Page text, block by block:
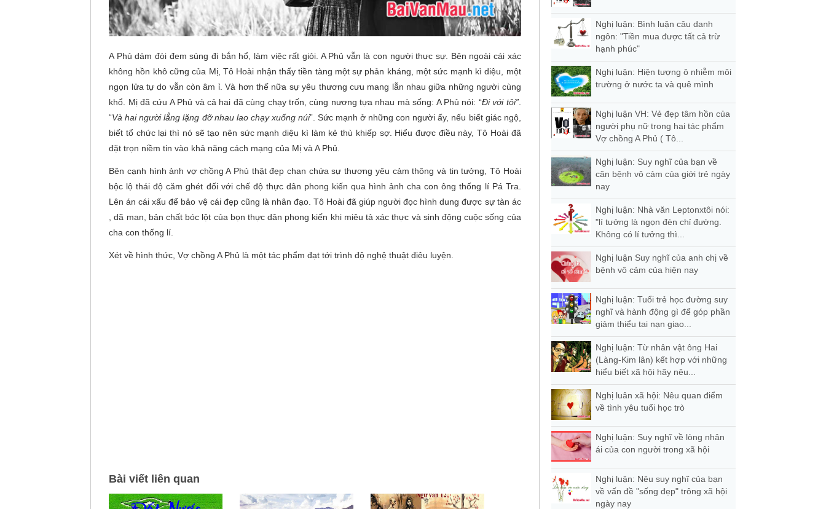
A Phủ dám đòi đem súng đi bắn hổ, làm việc rất giỏi. A Phủ vẫn là con người thực sự. Bên ngoài cái xác
không hồn khô cững của Mị, Tô Hoài nhận thấy tiền tàng một sự phản kháng, một sức mạnh kì diệu, một
ngọn lửa tự do vẫn còn âm ỉ. Và hơn thế nữa sự yêu thương cưu mang lẫn nhau giữa những người cùng
khổ. Mị đã cứu A Phủ và cả hai đã cùng chạy trốn, cùng nương tựa nhau mà sống: A Phủ nói: “Đi với tôi”.
“Và hai người lẳng lặng đỡ nhau lao chạy xuống núi”. Sức mạnh ở những con người ấy, nếu biết giác ngộ,
biết tổ chức lại thì nó sẽ tạo nên sức mạnh diệu kì làm kẻ thù khiếp sợ. Hiểu được điều này, Tô Hoài đã
đặt trọn niềm tin vào khả năng cách mạng của Mị và A Phủ.
Bên cạnh hình ảnh vợ chồng A Phủ thật đẹp chan chứa sự thương yêu cảm thông và tin tưởng, Tô Hoài
bộc lộ thái độ căm ghét đối với chế độ thực dân phong kiến qua hình ảnh cha con ông thống lí Pá Tra.
Lên án cái xấu để bảo vệ cái đẹp cũng là nhân đạo. Tô Hoài đã giúp người đọc hình dung được sự tàn ác
, dã man, bản chất bóc lột của bọn thực dân phong kiến khi miêu tả xác thực và sinh động cuộc sống của
cha con thống lí.
Xét về hình thức, Vợ chồng A Phủ là một tác phẩm đạt tới trình độ nghệ thuật điêu luyện.
Bài viết liên quan
Nghị luận: Bình luận câu danh
ngôn: "Tiền mua được tất cả trừ
hạnh phúc"
Nghị luận: Hiện tượng ô nhiễm môi
trường ở nước ta và quê mình
Nghị luận VH: Vẻ đẹp tâm hồn của
người phụ nữ trong hai tác phẩm
Vợ chồng A Phủ ( Tô...
Nghị luận: Suy nghĩ của bạn về
căn bệnh vô cảm của giới trẻ ngày
nay
Nghị luận: Nhà văn Leptonxtôi nói:
"lí tưởng là ngọn đèn chỉ đường.
Không có lí tưởng thì...
Nghị luận Suy nghĩ của anh chị về
bệnh vô cảm của hiện nay
Nghị luận: Tuổi trẻ học đường suy
nghĩ và hành động gì để góp phần
giảm thiểu tai nạn giao...
Nghị luận: Từ nhân vật ông Hai
(Làng-Kim lân) kết hợp với những
hiểu biết xã hội hãy nêu...
Nghị luân xã hội: Nêu quan điểm
về tình yêu tuổi học trò
Nghị luận: Suy nghĩ về lòng nhân
ái của con người trong xã hội
Nghị luận: Nêu suy nghĩ của bạn
về vấn đề "sống đẹp" trông xã hội
ngày nay